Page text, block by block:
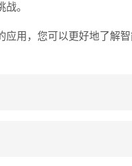
。
用，您可以更好地了解